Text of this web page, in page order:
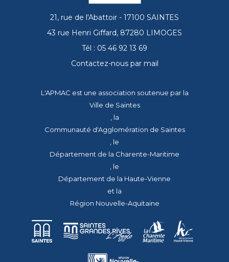
21, rue de l'Abattoir - 17100 SAINTES
43 rue Henri Giffard, 87280 LIMOGES
Tél : 05 46 92 13 69
Contactez-nous par mail
L'APMAC est une association soutenue par la
Ville de Saintes
, la
Communauté d'Agglomération de Saintes
, le
Département de la Charente-Maritime
, le
Département de la Haute-Vienne
et la
Région Nouvelle-Aquitaine